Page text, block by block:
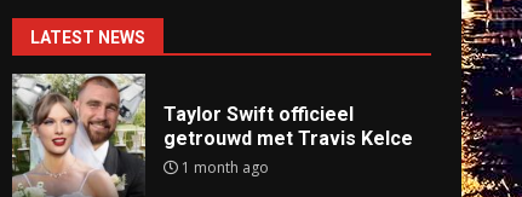
LATEST NEWS
Taylor Swift officieel
getrouwd met Travis Kelce
1 month ago